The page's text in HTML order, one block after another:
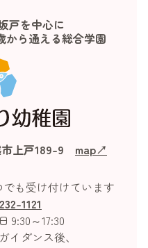
戸を中心に
から通える総合学園
上戸189-9 map↗︎
も受け付けています
1121
9:30～17:30
イダンス後、